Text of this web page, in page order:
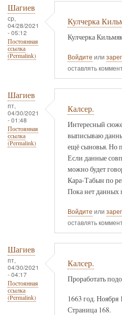
Шагиев
ср,
04/28/2021
- 05:12
Постоянная
ссылка
(Permalink)
Кулчерка
Кулчерка
Войдите или
оставлять
Шагиев
пт,
04/30/2021
- 01:48
Постоянная
ссылка
(Permalink)
Калсер.
Интересный
выписываю
ещё сыновья. Но
Если данные
можно будет
Кара-Табын по
Пока нет данных
Войдите или
оставлять
Шагиев
пт,
04/30/2021
- 04:17
Постоянная
ссылка
(Permalink)
Калсер.
Проработать
1663 год. Ноября
Страница 168.